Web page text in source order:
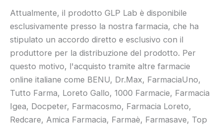
Attualmente, il prodotto GLP Lab è disponibile
esclusivamente presso la nostra farmacia, che ha
stipulato un accordo diretto e esclusivo con il
produttore per la distribuzione del prodotto. Per
questo motivo, l'acquisto tramite altre farmacie
online italiane come BENU, Dr.Max, FarmaciaUno,
Tutto Farma, Loreto Gallo, 1000 Farmacie, Farmacia
Igea, Docpeter, Farmacosmo, Farmacia Loreto,
Redcare, Amica Farmacia, Farmaè, Farmasave, Top